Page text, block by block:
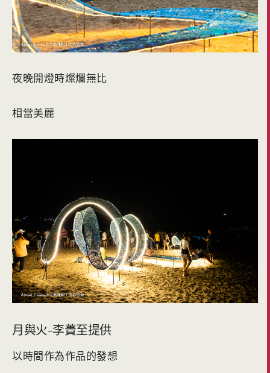
夜晚開燈時燦爛無比
相當美麗
月與火-李蕢至提供
以時間作為作品的發想